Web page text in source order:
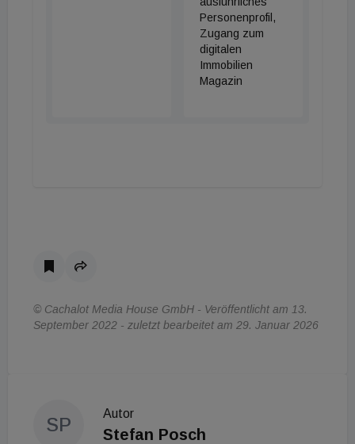
Personenprofil,
Zugang zum
digitalen
Immobilien
Magazin
© Cachalot Media House GmbH - Veröffentlicht am 13.
September 2022 - zuletzt bearbeitet am 29. Januar 2026
SP
Autor
Stefan Posch